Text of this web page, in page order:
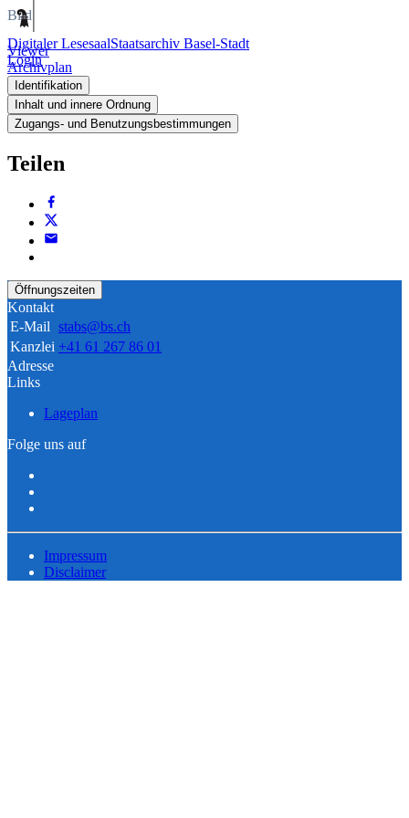
Digitaler LesesaalStaatsarchiv Basel-Stadt
Login
Bild
Viewer
Archivplan
Identifikation
Inhalt und innere Ordnung
Zugangs- und Benutzungsbestimmungen
Teilen
Öffnungszeiten
Kontakt
E-Mail stabs@bs.ch
Kanzlei +41 61 267 86 01
Adresse
Links
Lageplan
Folge uns auf
Impressum
Disclaimer